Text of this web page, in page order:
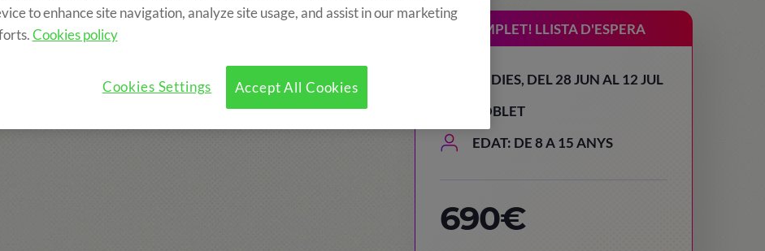
inclou? Programa COMPLET! LLISTA D'ESPERA
15 DIES, DEL 28 JUN AL 12 JUL
POBLET
EDAT: DE 8 A 15 ANYS
690€
to enhance site navigation, analyze site usage, and assist in our marketing
Cookies policy
Accept All Cookies
Cookies Settings